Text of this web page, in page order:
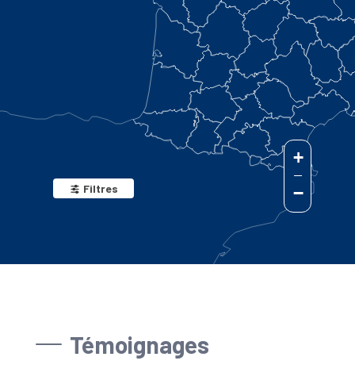
+
−
Filtres
Témoignages